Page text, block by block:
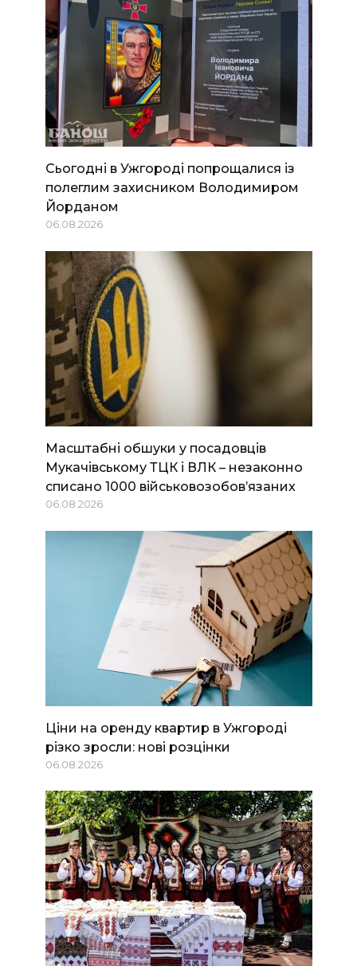
Сьогодні в Ужгороді попрощалися із
полеглим захисником Володимиром
Йорданом
06.08.2026
Масштабні обшуки у посадовців
Мукачівському ТЦК і ВЛК – незаконно
списано 1000 військовозобов’язаних
06.08.2026
Ціни на оренду квартир в Ужгороді
різко зросли: нові розцінки
06.08.2026